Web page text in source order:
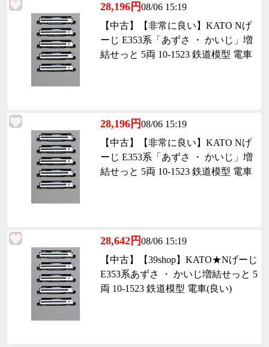
28,196円08/06 15:19
【中古】【非常に良い】KATO Nげ
ーじ E353系「あずさ ・ かいじ」増
結せっと 5両 10-1523 鉄道模型 電車
28,196円08/06 15:19
【中古】【非常に良い】KATO Nげ
ーじ E353系「あずさ ・ かいじ」増
結せっと 5両 10-1523 鉄道模型 電車
28,642円08/06 15:19
【中古】【39shop】KATO★Nげーじ
E353系あずさ ・ かいじ増結せっと 5
両 10-1523 鉄道模型 電車(良い)